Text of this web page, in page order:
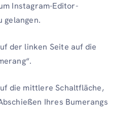
Instagram-Editor-
gelangen.
der linken Seite auf die
die mittlere Schaltfläche,
Ihres Bumerangs